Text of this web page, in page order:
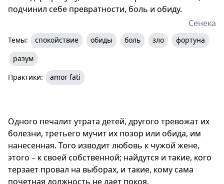
подчинил себе превратности, боль и обиду.
Сенека
Темы: спокойствие обиды боль зло
фортуна
разум
Практики:
amor fati
Одного печалит утрата детей, другого тревожат их
болезни, третьего мучит их позор или обида, им
нанесенная. Того изводит любовь к чужой жене,
этого – к своей собственной; найдутся и такие, кого
терзает провал на выборах, и такие, кому сама
почетная должность не дает покоя.